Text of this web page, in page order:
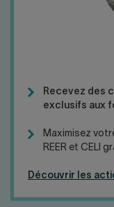
Recevez des
exclusifs aux
Maximisez
REER et CELI
Découvrir les